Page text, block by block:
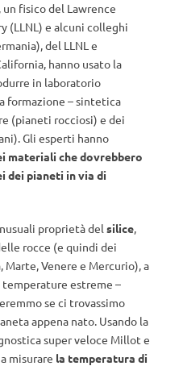
, un fisico del Lawrence
(LLNL) e alcuni colleghi
del LLNL e
hanno usato la
in laboratorio
formazione – sintetica
(pianeti rocciosi) e dei
Gli esperti hanno
materiali che dovrebbero
dei pianeti in via di
proprietà del silice,
rocce (e quindi dei
Marte, Venere e Mercurio), a
estreme –
se ci trovassimo
appena nato. Usando la
super veloce Millot e
misurare la temperatura di